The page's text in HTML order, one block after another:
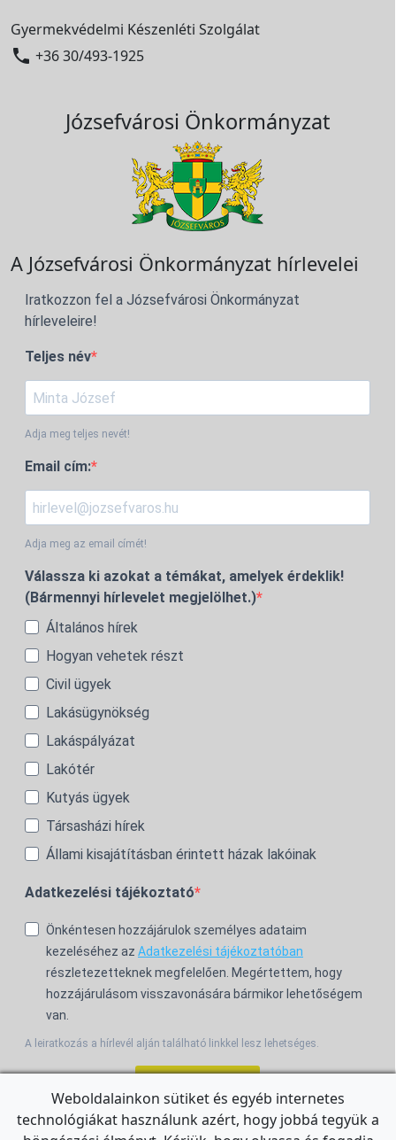
Gyermekvédelmi Készenléti Szolgálat
 +36 30/493-1925
Józsefvárosi Önkormányzat
A Józsefvárosi Önkormányzat hírlevelei
Iratkozzon fel a Józsefvárosi Önkormányzat
hírleveleire!
Teljes név
Adja meg teljes nevét!
Email cím:
Adja meg az email címét!
Válassza ki azokat a témákat, amelyek érdeklik!
(Bármennyi hírlevelet megjelölhet.)
Általános hírek
Hogyan vehetek részt
Civil ügyek
Lakásügynökség
Lakáspályázat
Lakótér
Kutyás ügyek
Társasházi hírek
Állami kisajátításban érintett házak lakóinak
Adatkezelési tájékoztató
Önkéntesen hozzájárulok személyes adataim
kezeléséhez az Adatkezelési tájékoztatóban
részletezetteknek megfelelően. Megértettem, hogy
hozzájárulásom visszavonására bármikor lehetőségem
van.
A leiratkozás a hírlevél alján található linkkel lesz lehetséges.
For the English Newsletter, clickHERE.
Weboldalainkon sütiket és egyéb internetes
technológiákat használunk azért, hogy jobbá tegyük a